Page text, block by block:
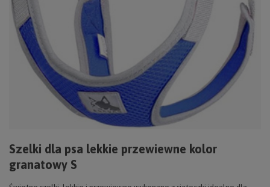
Szelki dla psa lekkie przewiewne kolor
granatowy S